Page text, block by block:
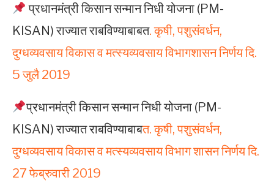
प्रधानमंत्री किसान सन्मान निधी योजना (PM-
KISAN) राज्यात राबविण्याबाबत. कृषी, पशुसंवर्धन,
दुग्‍धव्‍यवसाय विकास व मत्‍स्‍यव्‍यवसाय विभागशासन निर्णय दि.
5 जुलै 2019
प्रधानमंत्री किसान सन्मान निधी योजना (PM-
KISAN) राज्यात राबविण्याबाबत. कृषी, पशुसंवर्धन,
दुग्‍धव्‍यवसाय विकास व मत्‍स्‍यव्‍यवसाय विभाग शासन निर्णय दि.
27 फेब्रुवारी 2019